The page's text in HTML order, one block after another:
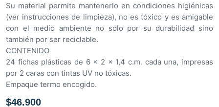
Su material permite mantenerlo en condiciones higiénicas
(ver instrucciones de limpieza), no es tóxico y es amigable
con el medio ambiente no solo por su durabilidad sino
también por ser reciclable.
CONTENIDO
24 fichas plásticas de 6 x 2 x 1,4 c.m. cada una, impresas
por 2 caras con tintas UV no tóxicas.
Empaque termo encogido.
$46.900